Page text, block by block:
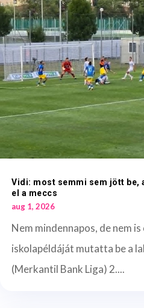
Vidi: most semmi sem jött be,
el a meccs
aug 1, 2026
Nem mindennapos, de nem
iskolapéldáját mutatta be a
(Merkantil Bank Liga) 2....